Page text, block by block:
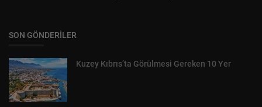
SON GÖNDERILER
Kuzey Kıbrıs’ta Görülmesi Gereken 10 Yer